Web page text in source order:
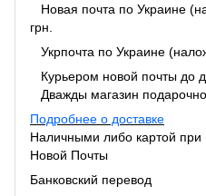
Новая почта по Украине
грн.
Укрпочта по Украине
Курьером новой почты до
Дважды магазин
Подробнее о доставке
Наличными либо картой при
Новой Почты
Банковский перевод